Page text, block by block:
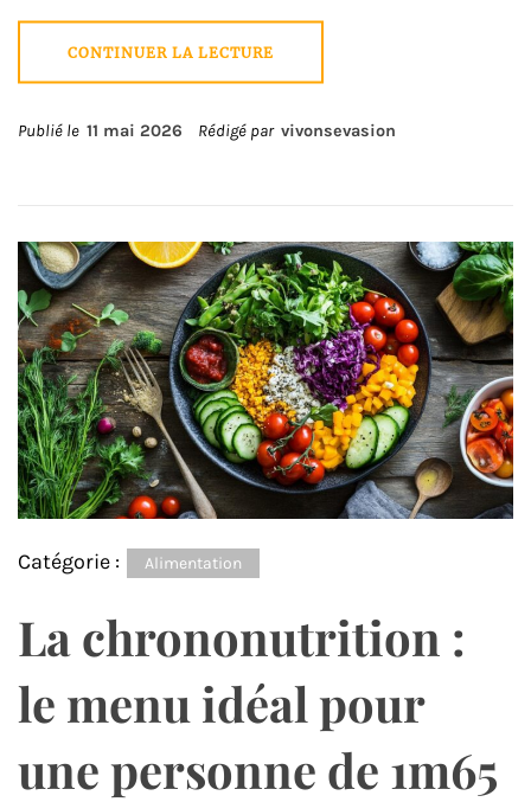
CONTINUER LA LECTURE
Publié le 11 mai 2026 Rédigé par vivonsevasion
Catégorie : Alimentation
La chrononutrition :
le menu idéal pour
une personne de 1m65